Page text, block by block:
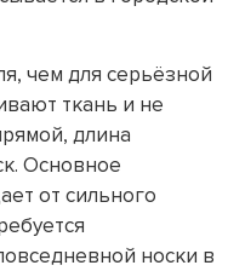
чем для серьёзной
ткань и не
длина
Основное
от сильного
носки в